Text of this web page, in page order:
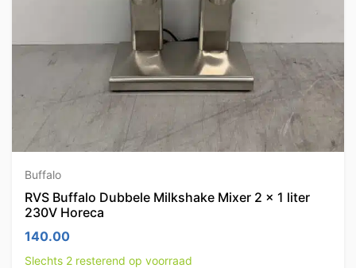
Buffalo
RVS Buffalo Dubbele Milkshake Mixer 2 x 1 liter
230V Horeca
140.00
Slechts 2 resterend op voorraad